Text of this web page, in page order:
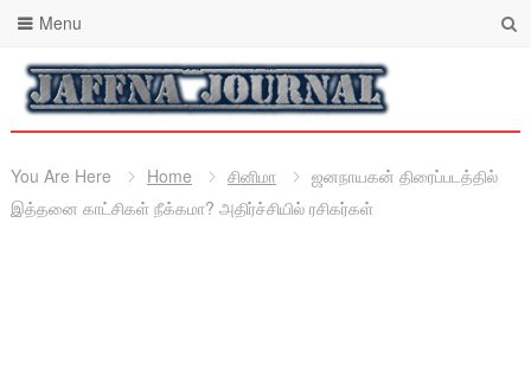
Menu
You Are Here Home சினிமா
ஜனநாயகன் திரைப்படத்தில்
இத்தனை காட்சிகள் நீக்கமா? அதிர்ச்சியில் ரசிகர்கள்